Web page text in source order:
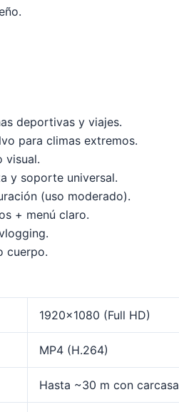
deportivas y viajes.
para climas extremos.
visual.
y soporte universal.
(uso moderado).
+ menú claro.
cuerpo.
1920×1080 (Full HD)
MP4 (H.264)
Hasta ~30 m con carcasa